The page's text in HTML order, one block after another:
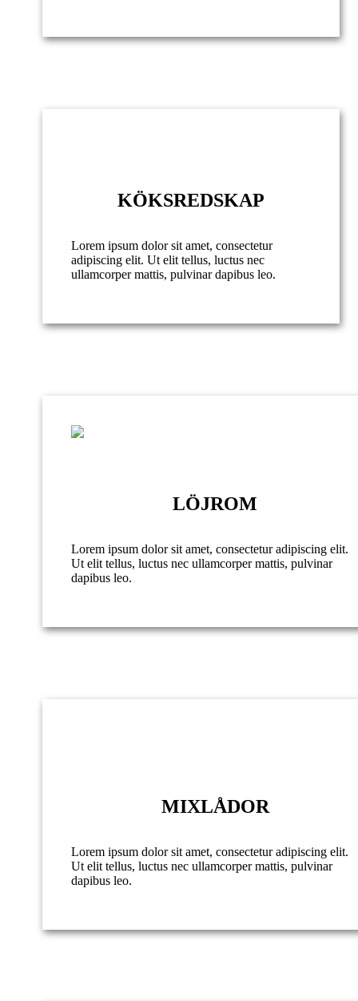
KÖKSREDSKAP
Lorem ipsum dolor sit amet, consectetur
adipiscing elit. Ut elit tellus, luctus nec
ullamcorper mattis, pulvinar dapibus leo.
LÖJROM
Lorem ipsum dolor sit amet, consectetur adipiscing elit.
Ut elit tellus, luctus nec ullamcorper mattis, pulvinar
dapibus leo.
MIXLÅDOR
Lorem ipsum dolor sit amet, consectetur adipiscing elit.
Ut elit tellus, luctus nec ullamcorper mattis, pulvinar
dapibus leo.